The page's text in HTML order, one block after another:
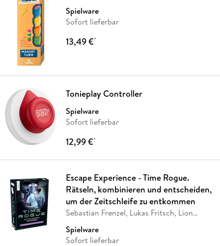
Spielware
Sofort lieferbar
13,49 €*
Tonieplay Controller
Spielware
Sofort lieferbar
12,99 €*
Escape Experience - Time Rogue.
Rätseln, kombinieren und entscheiden,
um der Zeitschleife zu entkommen
Sebastian Frenzel, Lukas Fritsch, Lion
Spielware
Sofort lieferbar